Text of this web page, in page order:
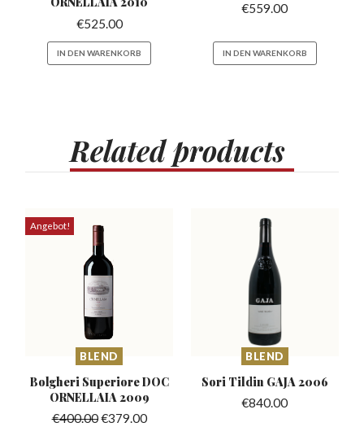
€525.00
IN DEN WARENKORB
€559.00
IN DEN WARENKORB
Relatedproducts
Angebot!
BLEND
Bolgheri SuperioreDOC
ORNELLAIA 2009
€400.00€379.00
BLEND
Sori Tildin GAJA 2006
€840.00